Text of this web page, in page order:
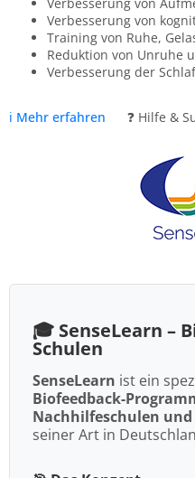
Verbesserung von
Training von Ruhe,
Reduktion von Unruhe
Verbesserung der
ℹ️ Mehr erfahren ❓ Hilfe &
🎓 SenseLearn –
Schulen
SenseLearn ist ein
Biofeedback-
Nachhilfeschulen
seiner Art in